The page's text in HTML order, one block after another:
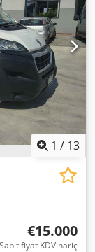
1 / 13
€15.000
Sabit fiyat KDV hariç